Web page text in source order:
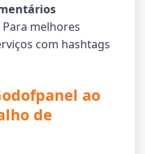
melhores
com hashtags
ao
de